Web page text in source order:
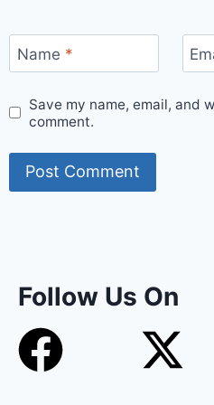
Name *
Save my name, email, and
comment.
Follow Us On